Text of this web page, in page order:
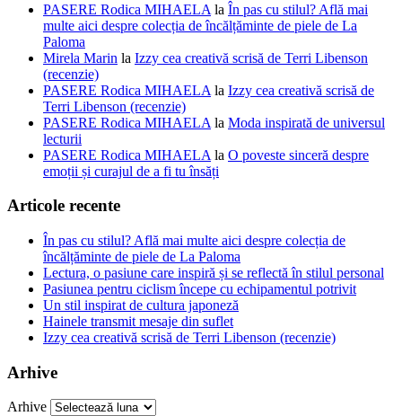
PASERE Rodica MIHAELA la În pas cu stilul? Află mai
multe aici despre colecția de încălțăminte de piele de La
Paloma
Mirela Marin la Izzy cea creativă scrisă de Terri Libenson
(recenzie)
PASERE Rodica MIHAELA la Izzy cea creativă scrisă de
Terri Libenson (recenzie)
PASERE Rodica MIHAELA la Moda inspirată de universul
lecturii
PASERE Rodica MIHAELA la O poveste sinceră despre
emoții și curajul de a fi tu însăți
Articole recente
În pas cu stilul? Află mai multe aici despre colecția de
încălțăminte de piele de La Paloma
Lectura, o pasiune care inspiră și se reflectă în stilul personal
Pasiunea pentru ciclism începe cu echipamentul potrivit
Un stil inspirat de cultura japoneză
Hainele transmit mesaje din suflet
Izzy cea creativă scrisă de Terri Libenson (recenzie)
Arhive
Arhive